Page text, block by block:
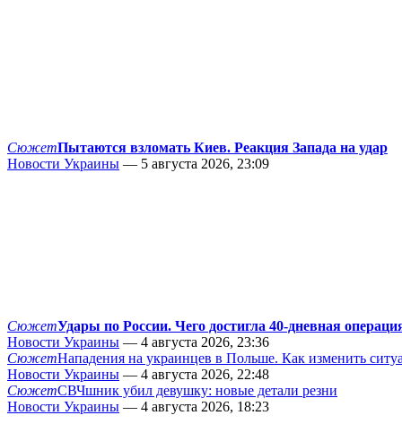
СюжетПытаются взломать Киев. Реакция Запада на удар
Новости Украины — 5 августа 2026, 23:09
СюжетУдары по России. Чего достигла 40-дневная
Новости Украины — 4 августа 2026, 23:36
СюжетНападения на украинцев в Польше. Как изменить
Новости Украины — 4 августа 2026, 22:48
СюжетСВЧшник убил девушку: новые детали резни
Новости Украины — 4 августа 2026, 18:23